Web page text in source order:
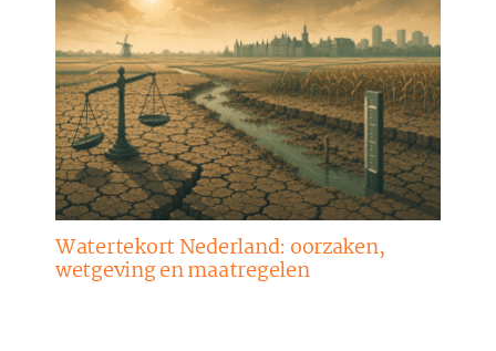
Watertekort Nederland: oorzaken,
wetgeving en maatregelen